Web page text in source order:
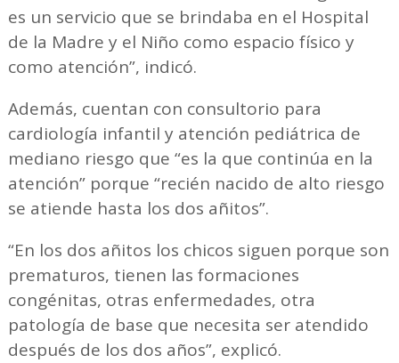
es un servicio que se brindaba en el Hospital
de la Madre y el Niño como espacio físico y
como atención”, indicó.
Además, cuentan con consultorio para
cardiología infantil y atención pediátrica de
mediano riesgo que “es la que continúa en la
atención” porque “recién nacido de alto riesgo
se atiende hasta los dos añitos”.
“En los dos añitos los chicos siguen porque son
prematuros, tienen las formaciones
congénitas, otras enfermedades, otra
patología de base que necesita ser atendido
después de los dos años”, explicó.